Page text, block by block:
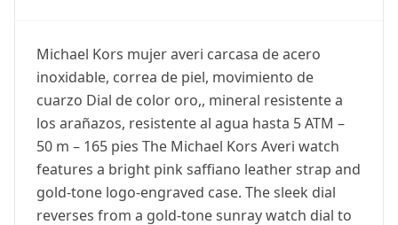
Michael Kors mujer averi carcasa de acero
inoxidable, correa de piel, movimiento de
cuarzo Dial de color oro,, mineral resistente a
los arañazos, resistente al agua hasta 5 ATM –
50 m – 165 pies The Michael Kors Averi watch
features a bright pink saffiano leather strap and
gold-tone logo-engraved case. The sleek dial
reverses from a gold-tone sunray watch dial to